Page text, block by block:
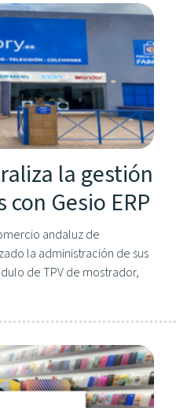
la gestión
Gesio ERP
andaluz de
la administración de sus
de TPV de mostrador,